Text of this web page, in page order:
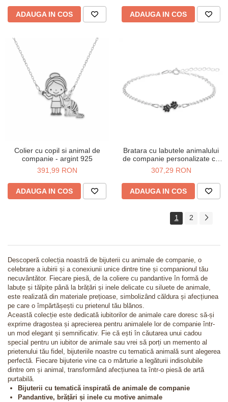
ADAUGA IN COS ADAUGA IN COS
Colier cu copil si animal de
companie - argint 925
391,99 RON
ADAUGA IN COS
Bratara cu labutele animalului
de companie personalizate cu
nume - Argint 925
307,29 RON
ADAUGA IN COS
1 2
Descoperă colecția noastră de bijuterii cu animale de companie, o
celebrare a iubirii și a conexiunii unice dintre tine și companionul tău
necuvântător. Fiecare piesă, de la coliere cu pandantive în formă de
labuțe și tălpițe până la brățări și inele delicate cu siluete de animale,
este realizată din materiale prețioase, simbolizând căldura și afecțiunea
pe care o împărtășești cu prietenul tău blănos.
Această colecție este dedicată iubitorilor de animale care doresc să-și
exprime dragostea și aprecierea pentru animalele lor de companie într-
un mod elegant și semnificativ. Fie că ești în căutarea unui cadou
special pentru un iubitor de animale sau vrei să porți un memento al
prietenului tău fidel, bijuteriile noastre cu tematică animală sunt alegerea
perfectă. Fiecare bijuterie vine ca o mărturie a legăturii indisolubile
dintre om și animal, transformând afecțiunea ta într-o piesă de artă
purtabilă.
Bijuterii cu tematică inspirată de animale de companie
Pandantive, brățări și inele cu motive animale